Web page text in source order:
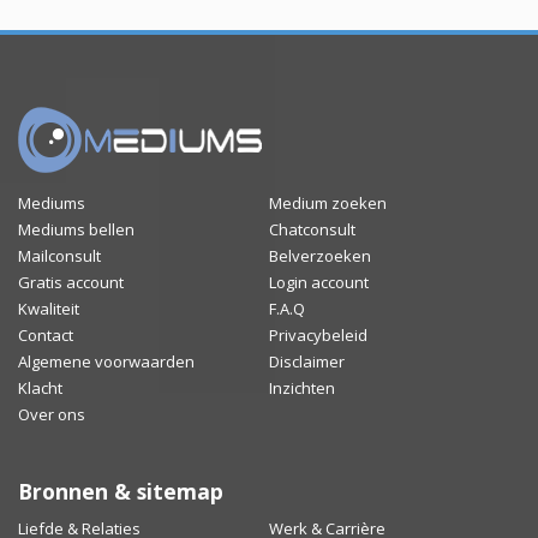
Mediums
Medium zoeken
Mediums bellen
Chatconsult
Mailconsult
Belverzoeken
Gratis account
Login account
Kwaliteit
F.A.Q
Contact
Privacybeleid
Algemene voorwaarden
Disclaimer
Klacht
Inzichten
Over ons
Bronnen & sitemap
Liefde & Relaties Werk & Carrière